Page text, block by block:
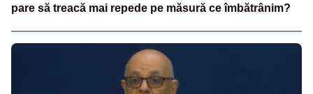
pare să treacă mai repede pe măsură ce îmbătrânim?